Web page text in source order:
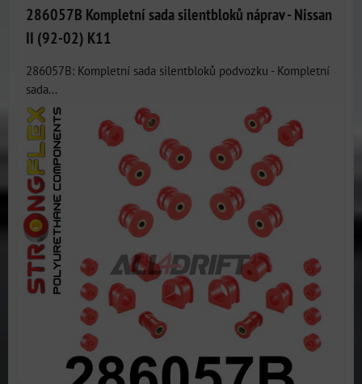
286057B Kompletní sada silentbloků náprav - Nissan
II (92-02) K11
286057B: Kompletní sada silentbloků podvozku - Kompletní
sada...